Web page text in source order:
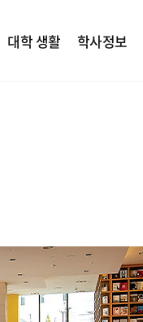
대학 생활 학사정보